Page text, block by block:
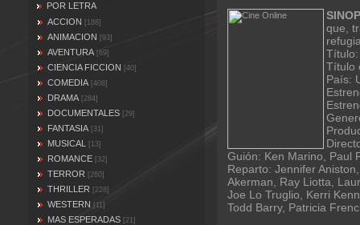
POR LETRA
ACCION
[188]
ANIMACION [93]
AVENTURA [69]
CIENCIA FICCION [40]
COMEDIA [408]
DRAMA [284]
DOCUMENTALES [29]
FANTASIA [31]
MUSICAL [13]
ROMANCE [32]
TERROR [260]
THRILLER [228]
WESTERN [11]
MAS ESPERADAS [21]
que,
Título
País:
Guión: Ken Marino, Paul
Reparto: Jennifer
Akerman, Ray Liotta,
Joe Lo Truglio, Kerri
Todd Barry, Patricia